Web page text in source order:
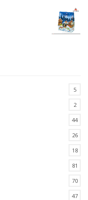
5
2
44
26
18
81
70
47